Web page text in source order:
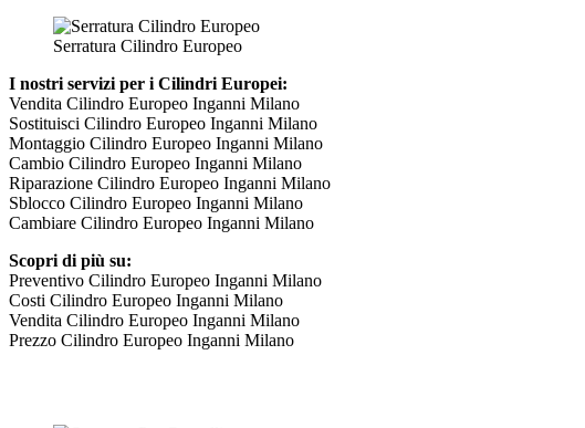
Serratura Cilindro Europeo
I nostri servizi per i Cilindri Europei:
Vendita Cilindro Europeo Inganni Milano
Sostituisci Cilindro Europeo Inganni Milano
Montaggio Cilindro Europeo Inganni Milano
Cambio Cilindro Europeo Inganni Milano
Riparazione Cilindro Europeo Inganni Milano
Sblocco Cilindro Europeo Inganni Milano
Cambiare Cilindro Europeo Inganni Milano
Scopri di più su:
Preventivo Cilindro Europeo Inganni Milano
Costi Cilindro Europeo Inganni Milano
Vendita Cilindro Europeo Inganni Milano
Prezzo Cilindro Europeo Inganni Milano